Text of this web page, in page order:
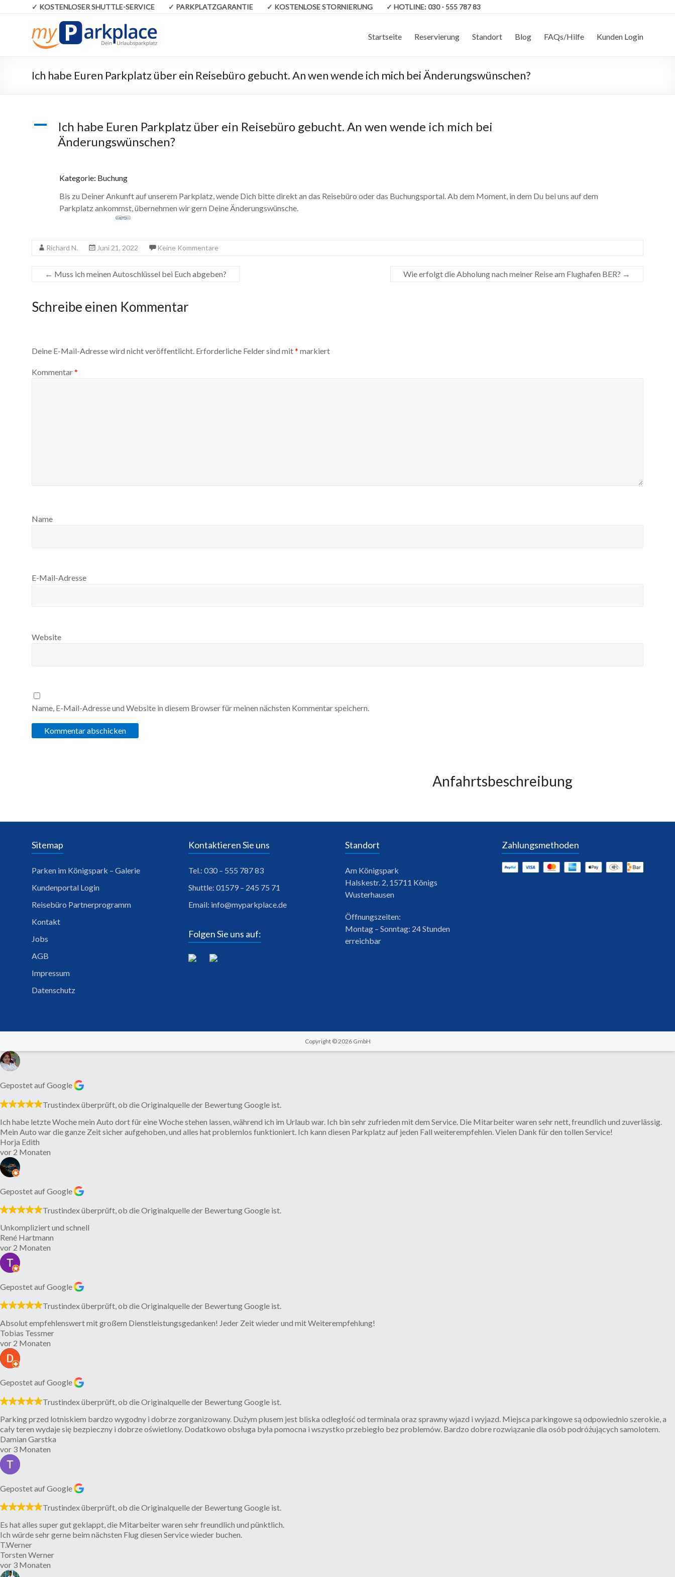
✓ KOSTENLOSER SHUTTLE-SERVICE ✓ PARKPLATZGARANTIE ✓ KOSTENLOSE STORNIERUNG ✓ HOTLINE:030 - 555 787 83
Startseite Reservierung Standort Blog FAQs/Hilfe Kunden Login
Ich habe Euren Parkplatz über ein Reisebüro gebucht. An wen wende ich mich bei Änderungswünschen?
A
Ich habe Euren Parkplatz über ein Reisebüro gebucht. An wen wende ich mich bei
Änderungswünschen?
Kategorie: Buchung
Bis zu Deiner Ankunft auf unserem Parkplatz, wende Dich bitte direkt an das Reisebüro oder das Buchungsportal. Ab dem Moment, in dem Du bei uns auf dem
Parkplatz ankommst, übernehmen wir gern Deine Änderungswünsche.
Richard N. Juni 21, 2022 Keine Kommentare
← Muss ich meinen Autoschlüssel bei Euch abgeben? Wie erfolgt die Abholung nach meiner Reise am Flughafen BER? →
Schreibe einen Kommentar
Deine E-Mail-Adresse wird nicht veröffentlicht. Erforderliche Felder sind mit* markiert
Kommentar*
Name
E-Mail-Adresse
Website
Name, E-Mail-Adresse und Website in diesem Browser für meinen nächsten Kommentar speichern.
Anfahrtsbeschreibung
Sitemap
Parken im Königspark – Galerie
Kundenportal Login
Reisebüro Partnerprogramm
Kontakt
Jobs
AGB
Impressum
Datenschutz
Kontaktieren Sie uns
Tel.: 030 – 555 787 83
Shuttle: 01579 – 245 75 71
Email: info@myparkplace.de
Folgen Sie uns auf:
Standort
Am Königspark
Halskestr. 2, 15711 Königs
Wusterhausen
Öffnungszeiten:
Montag – Sonntag: 24 Stunden
erreichbar
Zahlungsmethoden
Copyright © 2026 GmbH
Gepostet auf Google
Trustindex überprüft, ob die Originalquelle der Bewertung Google ist.
Ich habe letzte Woche mein Auto dort für eine Woche stehen lassen, während ich im Urlaub war. Ich bin sehr zufrieden mit dem Service. Die Mitarbeiter waren sehr nett, freundlich und zuverlässig.
Mein Auto war die ganze Zeit sicher aufgehoben, und alles hat problemlos funktioniert. Ich kann diesen Parkplatz auf jeden Fall weiterempfehlen. Vielen Dank für den tollen Service!
Horja Edith
vor 2 Monaten
Gepostet auf Google
Trustindex überprüft, ob die Originalquelle der Bewertung Google ist.
Unkompliziert und schnell
René Hartmann
vor 2 Monaten
Gepostet auf Google
Trustindex überprüft, ob die Originalquelle der Bewertung Google ist.
Absolut empfehlenswert mit großem Dienstleistungsgedanken! Jeder Zeit wieder und mit Weiterempfehlung!
Tobias Tessmer
vor 2 Monaten
Gepostet auf Google
Trustindex überprüft, ob die Originalquelle der Bewertung Google ist.
Parking przed lotniskiem bardzo wygodny i dobrze zorganizowany. Dużym plusem jest bliska odległość od terminala oraz sprawny wjazd i wyjazd. Miejsca parkingowe są odpowiednio szerokie, a
cały teren wydaje się bezpieczny i dobrze oświetlony. Dodatkowo obsługa była pomocna i wszystko przebiegło bez problemów. Bardzo dobre rozwiązanie dla osób podróżujących samolotem.
Damian Garstka
vor 3 Monaten
Gepostet auf Google
Trustindex überprüft, ob die Originalquelle der Bewertung Google ist.
Es hat alles super gut geklappt, die Mitarbeiter waren sehr freundlich und pünktlich.
Ich würde sehr gerne beim nächsten Flug diesen Service wieder buchen.
T.Werner
Torsten Werner
vor 3 Monaten